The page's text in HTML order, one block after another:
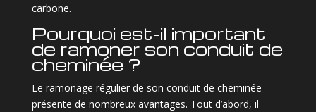
carbone.
Pourquoi est-il important
de ramoner son conduit de
cheminée ?
Le ramonage régulier de son conduit de cheminée
présente de nombreux avantages. Tout d’abord, il